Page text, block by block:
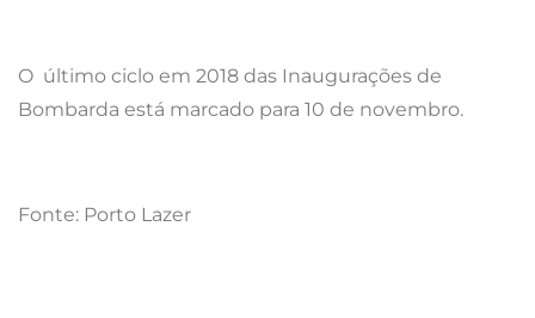
O último ciclo em 2018 das Inaugurações de
Bombarda está marcado para 10 de novembro.
Fonte: Porto Lazer